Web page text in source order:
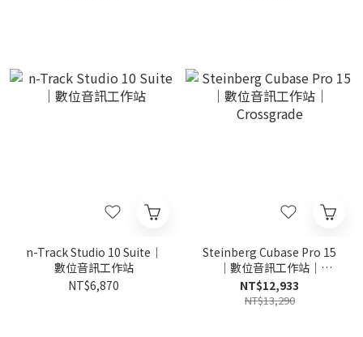
n-Track Studio 10 Suite｜
數位音訊工作站
NT$6,870
Steinberg Cubase Pro 15
｜數位音訊工作站｜
Crossgrade
NT$12,933
NT$13,290